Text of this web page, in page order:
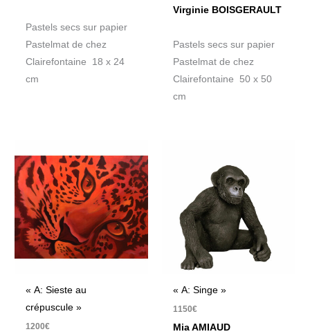
Pastels secs sur papier
Pastelmat de chez
Clairefontaine 18 x 24
cm
Virginie BOISGERAULT
Pastels secs sur papier
Pastelmat de chez
Clairefontaine 50 x 50
cm
« A: Sieste au
crépuscule »
1200€
« A: Singe »
1150€
Mia AMIAUD